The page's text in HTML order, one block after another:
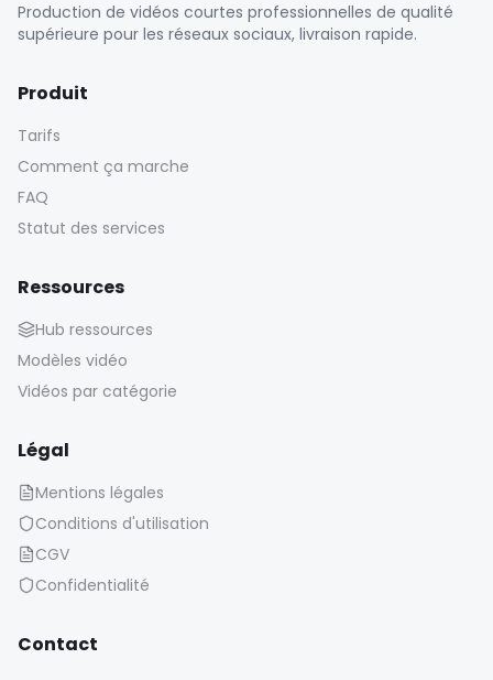
Production de vidéos courtes professionnelles de qualité
supérieure pour les réseaux sociaux, livraison rapide.
Produit
Tarifs
Comment ça marche
FAQ
Statut des services
Ressources
Hub ressources
Modèles vidéo
Vidéos par catégorie
Légal
Mentions légales
Conditions d'utilisation
CGV
Confidentialité
Contact